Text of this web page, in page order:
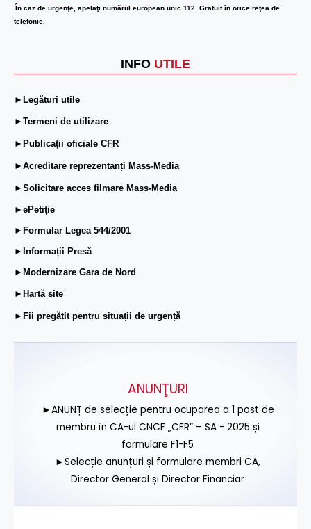
În caz de urgenţe, apelaţi numărul european unic 112. Gratuit în orice reţea de
telefonie.
INFO UTILE
►Legături utile
►Termeni de utilizare
►Publicații oficiale CFR
►Acreditare reprezentanți Mass-Media
►Solicitare acces filmare Mass-Media
►ePetiție
►Formular Legea 544/2001
►Informații Presă
►Modernizare Gara de Nord
►Hartă site
►Fii pregătit pentru situații de urgență
ANUNŢURI
►ANUNȚ de selecție pentru ocuparea a 1 post de
membru în CA-ul CNCF „CFR” – SA - 2025 și
formulare F1-F5
►Selecție anunțuri și formulare membri CA,
Director General și Director Financiar